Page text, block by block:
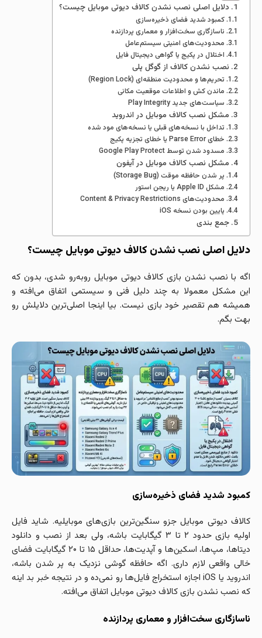
دلایل اصلی نصب نشدن کالاف دیوتی موبایل چیست؟
کمبود شدید فضای ذخیره‌سازی
ناسازگاری سخت‌افزار و معماری پردازنده
محدودیت‌های امنیتی سیستم‌عامل
اختلال در پکیج یا گواهی دیجیتال فایل
نصب نشدن کالاف از گوگل پلی
تحریم‌ها و محدودیت منطقه‌ای (Region Lock)
ماندن کش و اطلاعات موقعیت مکانی
سیاست‌های جدید Play Integrity
مشکل نصب کالاف موبایل در اندروید
تداخل با نسخه‌های قبلی یا نسخه‌های مود شده
خطای Parse Error یا خطای تجزیه پکیج
مسدود شدن توسط Google Play Protect
مشکل نصب کالاف موبایل در آیفون
پر شدن حافظه موقت (Storage Bug)
مشکل Apple ID یا ریجن استور
محدودیت‌های Content & Privacy Restrictions
پایین بودن نسخه iOS
جمع بندی
دلایل اصلی نصب نشدن کالاف دیوتی موبایل چیست؟
اگه با نصب نشدن بازی کالاف دیوتی موبایل روبه‌رو شدی، بدون که
این مشکل معمولا به چند دلیل فنی و سیستمی اتفاق می‌افته و
همیشه هم تقصیر خود بازی نیست. بیا اینجا اصلی‌ترین دلایلش رو
بهت بگم.
کمبود شدید فضای ذخیره‌سازی
کالاف دیوتی موبایل جزو سنگین‌ترین بازی‌های موبایلیه. شاید فایل
اولیه بازی حدود ۲ تا ۳ گیگابایت باشه، ولی بعد از نصب و دانلود
دیتاها، مپ‌ها، اسکین‌ها و آپدیت‌ها، حداقل ۱۵ تا ۲۰ گیگابایت فضای
خالی واقعی لازم داری. اگه حافظه گوشی نزدیک به پر شدن باشه،
اندروید یا iOS اجازه استخراج فایل‌ها رو نمی‌ده و در نتیجه خبر بد اینه
که نصب نشدن بازی کالاف دیوتی موبایل اتفاق می‌افته.
ناسازگاری سخت‌افزار و معماری پردازنده